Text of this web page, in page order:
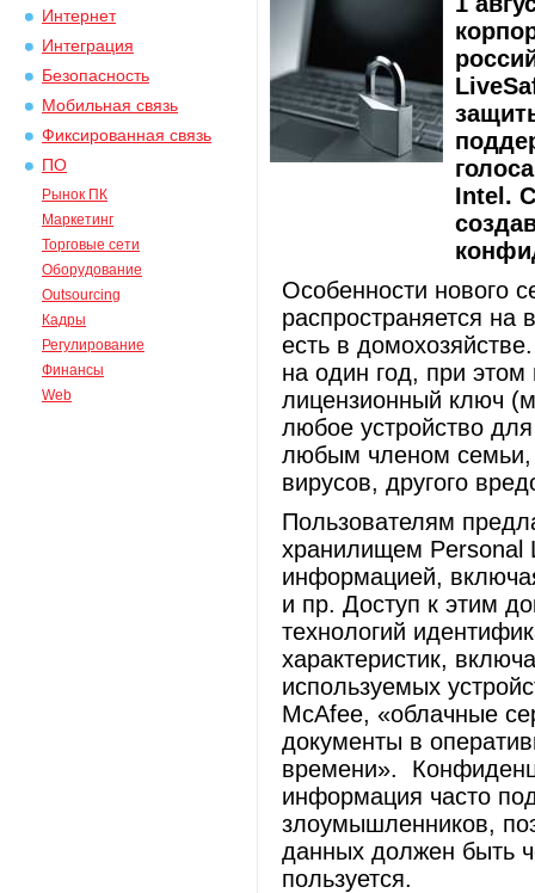
Интернет
Интеграция
Безопасность
Мобильная связь
Фиксированная связь
ПО
Рынок ПК
Маркетинг
Торговые сети
Оборудование
Outsourcing
Кадры
Регулирование
Финансы
Web
Intel.
Особенности нового
распространяется
есть в
на один год, при этом
лицензионный ключ
любое устройство
любым членом семьи,
вирусов, другого
Пользователям
хранилищем Personal
информацией,
и пр. Доступ к этим
технологий
характеристик,
используемых
McAfee, «облачные
документы в
времени».
информация часто
злоумышленников,
данных должен быть
пользуется.